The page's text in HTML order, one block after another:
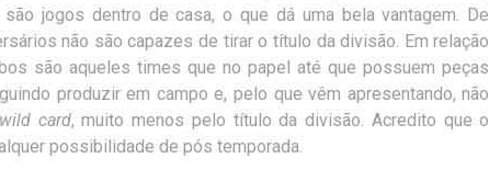
jogos dentro de casa, o que dá uma bela vantagem. De
não são capazes de tirar o título da divisão. Em relação
são aqueles times que no papel até que possuem peças
produzir em campo e, pelo que vêm apresentando, não
wild card, muito menos pelo título da divisão. Acredito que o
possibilidade de pós temporada.